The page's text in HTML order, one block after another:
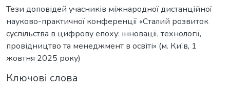
Тези доповідей учасників міжнародної дистанційної
науково-практичної конференції «Сталий розвиток
суспільства в цифрову епоху: інновації, технології,
провідництво та менеджмент в освіті» (м. Київ, 1
жовтня 2025 року)
Ключові слова